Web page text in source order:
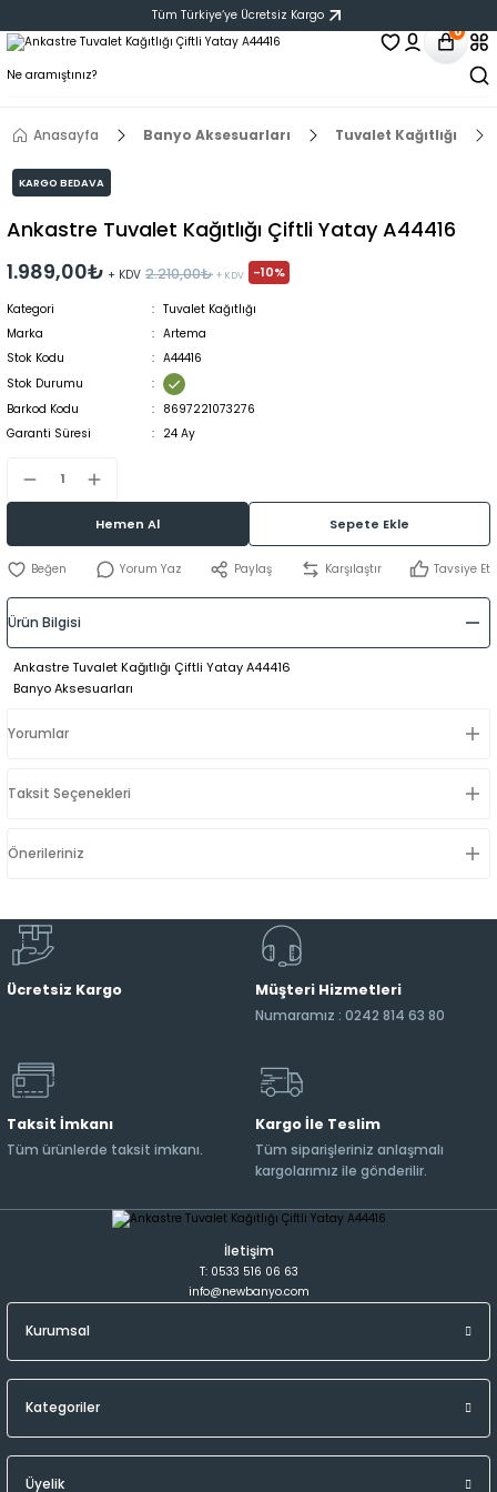
Tüm Türkiye‘ye Ücretsiz Kargo
0
Anasayfa Banyo Aksesuarları Tuvalet Kağıtlığı
KARGO BEDAVA
Ankastre Tuvalet Kağıtlığı Çiftli Yatay A44416
1.989,00₺ + KDV 2.210,00₺ + KDV -10%
Kategori
Tuvalet Kağıtlığı
Marka
Artema
Stok Kodu
A44416
Stok Durumu
Barkod Kodu
8697221073276
Garanti Süresi
24 Ay
Hemen Al Sepete Ekle
Yorum Yaz Paylaş Karşılaştır Tavsiye Et
Ürün Bilgisi
Ankastre Tuvalet Kağıtlığı Çiftli Yatay A44416
Banyo Aksesuarları
Yorumlar
Taksit Seçenekleri
Önerileriniz
Ücretsiz Kargo Müşteri Hizmetleri
Numaramız : 0242 814 63 80
Taksit İmkanı
Tüm ürünlerde taksit imkanı.
Kargo İle Teslim
Tüm siparişleriniz anlaşmalı
kargolarımız ile gönderilir.
İletişim
T: 0533 516 06 63
info@newbanyo.com
Kurumsal
Kategoriler
Üyelik